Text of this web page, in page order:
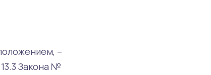
–
Закона №